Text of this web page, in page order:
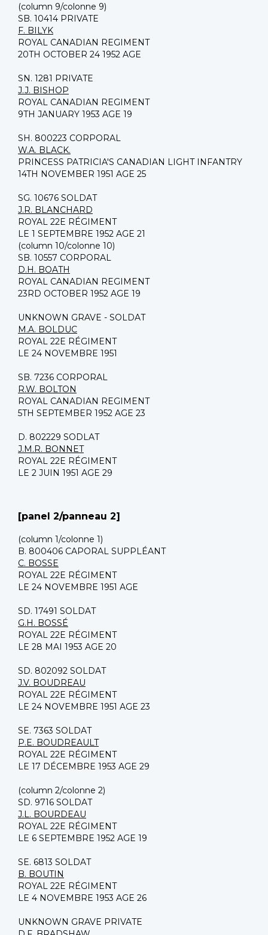
(column 9/colonne 9)
SB. 10414 PRIVATE
F. BILYK
ROYAL CANADIAN REGIMENT
20TH OCTOBER 24 1952 AGE
SN. 1281 PRIVATE
J.J. BISHOP
ROYAL CANADIAN REGIMENT
9TH JANUARY 1953 AGE 19
SH. 800223 CORPORAL
W.A. BLACK.
PRINCESS PATRICIA'S CANADIAN LIGHT INFANTRY
14TH NOVEMBER 1951 AGE 25
SG. 10676 SOLDAT
J.R. BLANCHARD
ROYAL 22E RÉGIMENT
LE 1 SEPTEMBRE 1952 AGE 21
(column 10/colonne 10)
SB. 10557 CORPORAL
D.H. BOATH
ROYAL CANADIAN REGIMENT
23RD OCTOBER 1952 AGE 19
UNKNOWN GRAVE - SOLDAT
M.A. BOLDUC
ROYAL 22E RÉGIMENT
LE 24 NOVEMBRE 1951
SB. 7236 CORPORAL
R.W. BOLTON
ROYAL CANADIAN REGIMENT
5TH SEPTEMBER 1952 AGE 23
D. 802229 SODLAT
J.M.R. BONNET
ROYAL 22E RÉGIMENT
LE 2 JUIN 1951 AGE 29
[panel 2/panneau 2]
(column 1/colonne 1)
B. 800406 CAPORAL SUPPLÉANT
C. BOSSE
ROYAL 22E RÉGIMENT
LE 24 NOVEMBRE 1951 AGE
SD. 17491 SOLDAT
G.H. BOSSÉ
ROYAL 22E RÉGIMENT
LE 28 MAI 1953 AGE 20
SD. 802092 SOLDAT
J.V. BOUDREAU
ROYAL 22E RÉGIMENT
LE 24 NOVEMBRE 1951 AGE 23
SE. 7363 SOLDAT
P.E. BOUDREAULT
ROYAL 22E RÉGIMENT
LE 17 DÉCEMBRE 1953 AGE 29
(column 2/colonne 2)
SD. 9716 SOLDAT
J.L. BOURDEAU
ROYAL 22E RÉGIMENT
LE 6 SEPTEMBRE 1952 AGE 19
SE. 6813 SOLDAT
B. BOUTIN
ROYAL 22E RÉGIMENT
LE 4 NOVEMBRE 1953 AGE 26
UNKNOWN GRAVE PRIVATE